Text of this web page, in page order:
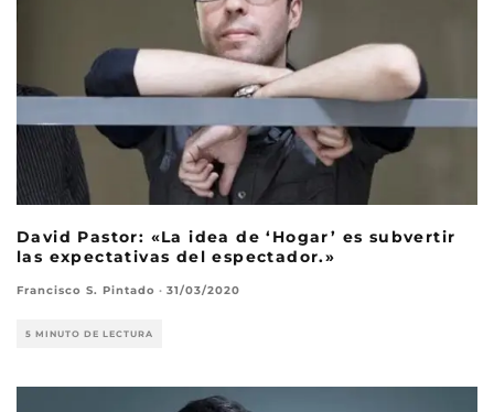
David Pastor: «La idea de ‘Hogar’ es subvertir
las expectativas del espectador.»
Francisco S. Pintado · 31/03/2020
5 MINUTO DE LECTURA